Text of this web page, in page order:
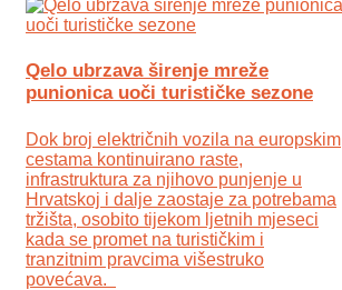
Qelo ubrzava širenje mreže
punionica uoči turističke sezone
Dok broj električnih vozila na europskim
cestama kontinuirano raste,
infrastruktura za njihovo punjenje u
Hrvatskoj i dalje zaostaje za potrebama
tržišta, osobito tijekom ljetnih mjeseci
kada se promet na turističkim i
tranzitnim pravcima višestruko
povećava.